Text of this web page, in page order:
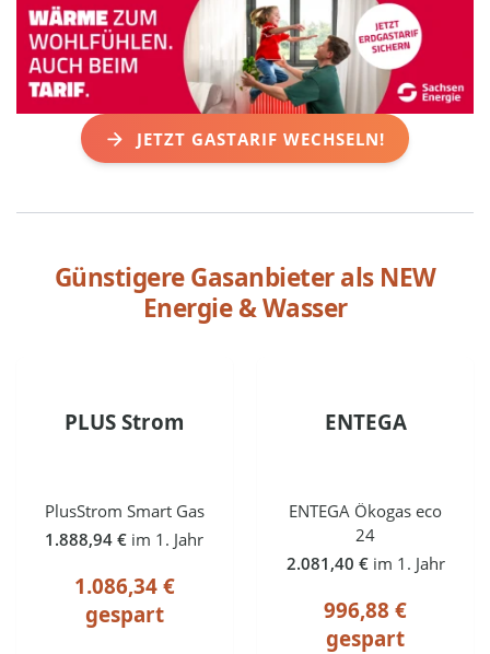
JETZT GASTARIF WECHSELN!
Günstigere Gasanbieter als NEW
Energie & Wasser
PLUS Strom
PlusStrom Smart Gas
1.888,94 € im 1. Jahr
1.086,34 €
gespart
ENTEGA
ENTEGA Ökogas eco
24
2.081,40 € im 1. Jahr
996,88 €
gespart